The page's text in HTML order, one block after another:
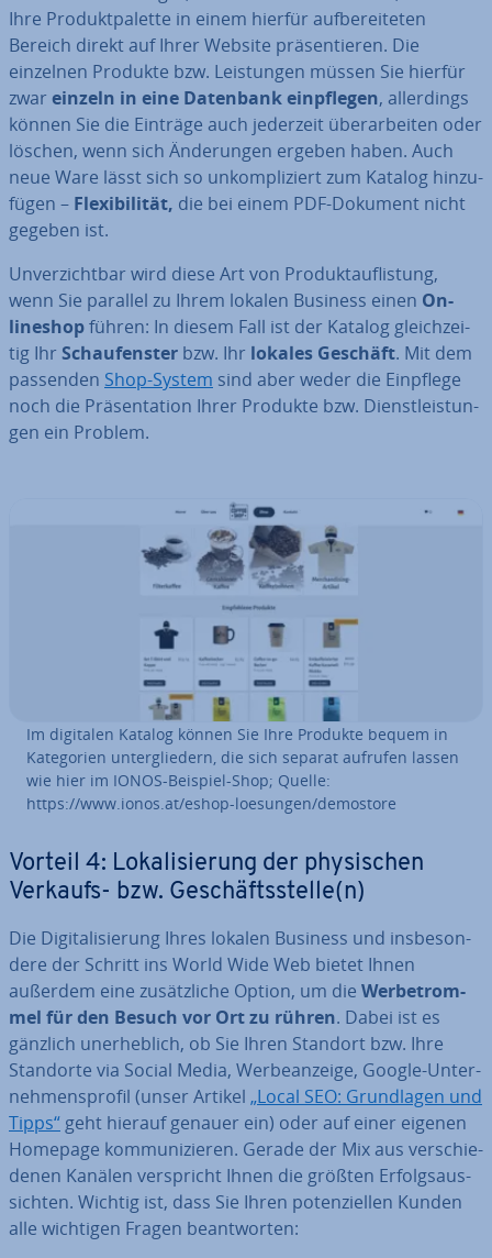
Ihre Pro­dukt­pa­let­te in einem hierfür auf­be­rei­te­ten
Bereich direkt auf Ihrer Website prä­sen­tie­ren. Die
einzelnen Produkte bzw. Leis­tun­gen müssen Sie hierfür
zwar einzeln in eine Datenbank ein­pfle­gen, al­ler­dings
können Sie die Einträge auch jederzeit über­ar­bei­ten oder
löschen, wenn sich Än­de­run­gen ergeben haben. Auch
neue Ware lässt sich so un­kom­pli­ziert zum Katalog hin­zu­
fü­gen – Fle­xi­bi­li­tät, die bei einem PDF-Dokument nicht
gegeben ist.
Un­ver­zicht­bar wird diese Art von Pro­dukt­auf­lis­tung,
wenn Sie parallel zu Ihrem lokalen Business einen On­
line­shopführen: In diesem Fall ist der Katalog gleich­zei­
tig Ihr Schau­fens­ter bzw. Ihr lokales Geschäft. Mit dem
passenden Shop-System sind aber weder die Einpflege
noch die Prä­sen­ta­ti­on Ihrer Produkte bzw. Dienst­leis­tun­
gen ein Problem.
Im digitalen Katalog können Sie Ihre Produkte bequem in
Ka­te­go­rien un­ter­glie­dern, die sich separat aufrufen lassen
wie hier im IONOS-Beispiel-Shop; Quelle:
https://www.ionos.at/eshop-loesungen/demostore
Vorteil 4: Lo­ka­li­sie­rung der phy­si­schen
Verkaufs- bzw. Ge­schäfts­stel­le(n)
Die Di­gi­ta­li­sie­rung Ihres lokalen Business und ins­be­son­
de­re der Schritt ins World Wide Web bietet Ihnen
außerdem eine zu­sätz­li­che Option, um die Wer­be­trom­
mel für den Besuch vor Ort zu rühren. Dabei ist es
gänzlich un­er­heb­lich, ob Sie Ihren Standort bzw. Ihre
Standorte via Social Media, Wer­be­an­zei­ge, Google-Un­ter­
neh­mens­pro­fil (unser Artikel „Local SEO: Grund­la­gen und
Tipps“ geht hierauf genauer ein) oder auf einer eigenen
Homepage kom­mu­ni­zie­ren. Gerade der Mix aus ver­schie­
de­nen Kanälen ver­spricht Ihnen die größten Er­folgs­aus­
sich­ten. Wichtig ist, dass Sie Ihren po­ten­zi­el­len Kunden
alle wichtigen Fragen be­ant­wor­ten: